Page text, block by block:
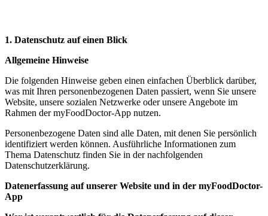
1. Datenschutz auf einen Blick
Allgemeine Hinweise
Die folgenden Hinweise geben einen einfachen Überblick darüber,
was mit Ihren personenbezogenen Daten passiert, wenn Sie unsere
Website, unsere sozialen Netzwerke oder unsere Angebote im
Rahmen der myFoodDoctor-App nutzen.
Personenbezogene Daten sind alle Daten, mit denen Sie persönlich
identifiziert werden können. Ausführliche Informationen zum
Thema Datenschutz finden Sie in der nachfolgenden
Datenschutzerklärung.
Datenerfassung auf unserer Website und in der myFoodDoctor-
App